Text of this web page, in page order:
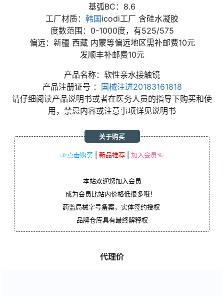
基弧BC：8.6
工厂材质： 韩国icodi工厂 含硅水凝胶
度数范围：0-1000度，有525/575
偏远：新疆 西藏 内蒙等偏远地区需补邮费10元
发顺丰补邮费10元
产品名称：软性亲水接触镜
产品注册证号 ：
国械注进20183161818
请仔细阅读产品说明书或者在医务人员的指导下购买和使
用，禁忌内容或注意事项详见说明书
☞点击购买 新品推荐 加入会员☜
关于购买
本站欢迎您加入会员
成为会员比站内价格低很多哦！
药监局械字号备案，实体签约授权
品牌仓库具有最终解释权
代理价